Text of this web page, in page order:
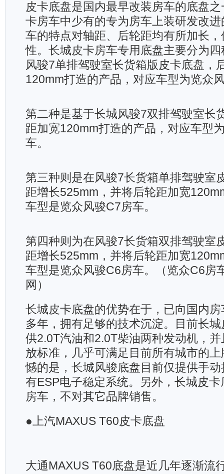
皮卡底盘是国内最早改装房车的底盘
卡房车中少有的专为房车上装研发改
车的特点对轴距、后轮距均有所加长
性。长城皮卡房车专用底盘主要分为
风骏7单排驾驶室长货箱版皮卡底盘，
120mm打造的产品，对应车型为览众
第二种是基于长城风骏7双排驾驶室长
距加宽120mm打造的产品，对应车型
车。
第三种则是在风骏7长货箱单排驾驶室
距增长525mm，并将后轮距加宽
车型是览众风骏C7房车。
第四种则为在风骏7长货箱双排驾驶室
距增长525mm，并将后轮距加宽
车型是览众风骏C6房车。（览众C6房
网）
长城皮卡底盘的优势在于，已向国内
多年，拥有足够的技术沉淀。目前长
供2.0T汽油和2.0T柴油两种发动机，
放标准，几乎可满足目前所有城市的
憾的是，长城风骏底盘目前仅提供手
有ESP电子稳定系统。另外，长城皮
房车，不对其它品牌销售。
●上汽MAXUS T60皮卡底盘
大通MAXUS T60底盘是近几年逐渐流